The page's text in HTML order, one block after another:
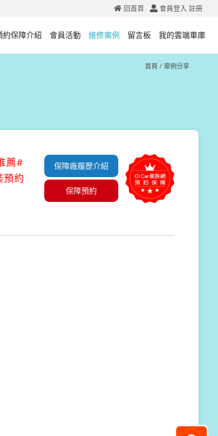
會員登入 註冊
回首頁
約保障介紹 會員活動 維修案例 留言板 我的雲端車庫
首頁 案例分享
薦#
預約
保障廠履歷介紹
保障預約